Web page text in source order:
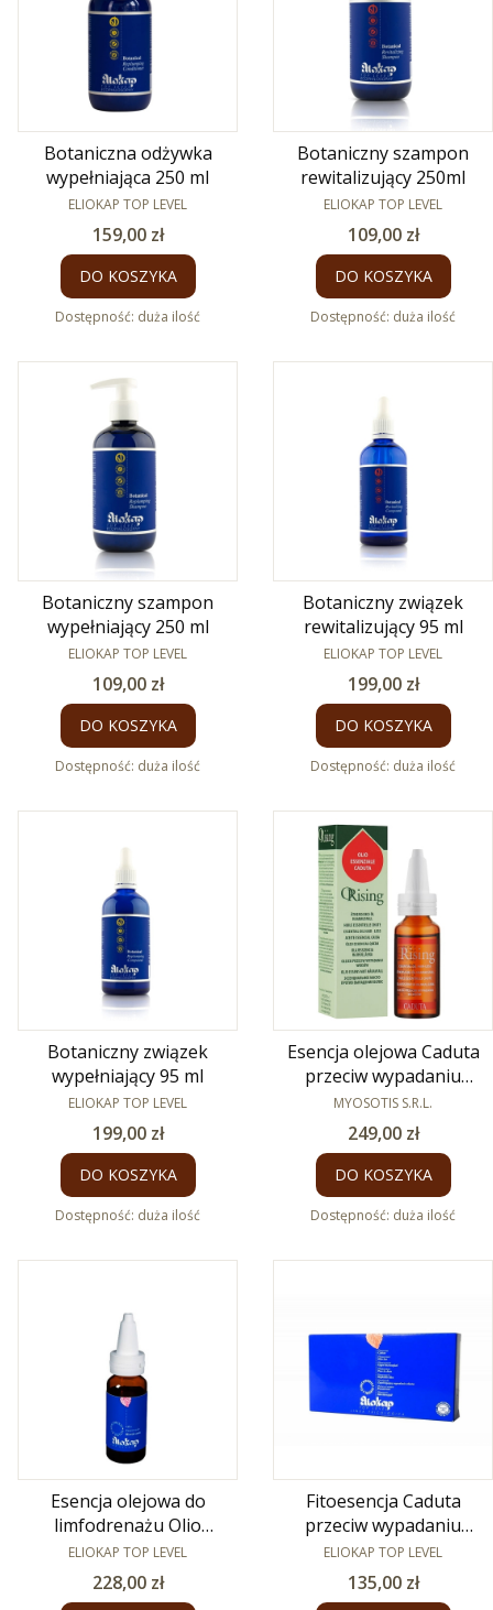
Botaniczna odżywka
wypełniająca 250 ml
PRODUCENT
ELIOKAP TOP LEVEL
Cena
159,00 zł
DO KOSZYKA
Dostępność: duża ilość
Botaniczny szampon
rewitalizujący 250ml
PRODUCENT
ELIOKAP TOP LEVEL
Cena
109,00 zł
DO KOSZYKA
Dostępność: duża ilość
Botaniczny szampon
wypełniający 250 ml
PRODUCENT
ELIOKAP TOP LEVEL
Cena
109,00 zł
DO KOSZYKA
Dostępność: duża ilość
Botaniczny związek
rewitalizujący 95 ml
PRODUCENT
ELIOKAP TOP LEVEL
Cena
199,00 zł
DO KOSZYKA
Dostępność: duża ilość
Botaniczny związek
wypełniający 95 ml
PRODUCENT
ELIOKAP TOP LEVEL
Cena
199,00 zł
DO KOSZYKA
Dostępność: duża ilość
Esencja olejowa Caduta
przeciw wypadaniu
włosów 30 ml
PRODUCENT
MYOSOTIS S.R.L.
Cena
249,00 zł
DO KOSZYKA
Dostępność: duża ilość
Esencja olejowa do
limfodrenażu Olio
Riattivante 30 ml
PRODUCENT
ELIOKAP TOP LEVEL
Cena
228,00 zł
Fitoesencja Caduta
przeciw wypadaniu
włosów 6x4 ml
PRODUCENT
ELIOKAP TOP LEVEL
Cena
135,00 zł